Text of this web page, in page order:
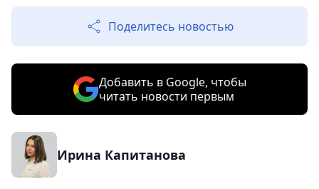
Поделитесь новостью
Добавить в Google, чтобы
читать новости первым
Ирина Капитанова